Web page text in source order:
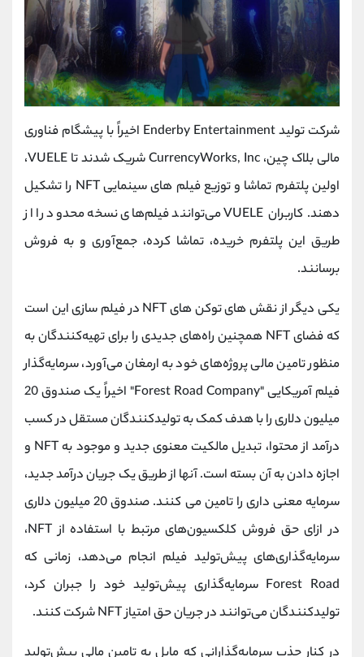
شرکت تولید Enderby Entertainment اخیراً با پیشگام فناوری
مالی بلاک چین، CurrencyWorks, Inc شریک شدند تا VUELE،
اولین پلتفرم تماشا و توزیع فیلم های سینمایی NFT را تشکیل
دهند. کاربران VUELE می‌توانند فیلم‌های نسخه محدود را از
طریق این پلتفرم خریده، تماشا کرده، جمع‌آوری و به فروش
برسانند.
یکی دیگر از نقش های توکن‌ های NFT در فیلم‌ سازی این است
که فضای NFT همچنین راه‌های جدیدی را برای تهیه‌کنندگان به
منظور تامین مالی پروژه‌های خود به ارمغان می‌آورد، سرمایه‌گذار
فیلم آمریکایی "Forest Road Company" اخیراً یک صندوق 20
میلیون دلاری را با هدف کمک به تولیدکنندگان مستقل در کسب
درآمد از محتوا، تبدیل مالکیت معنوی جدید و موجود به NFT و
اجازه دادن به آن بسته است. آنها از طریق یک جریان درآمد جدید،
سرمایه معنی داری را تامین می کنند. صندوق 20 میلیون دلاری
در ازای حق فروش کلکسیون‌های مرتبط با استفاده از NFT،
سرمایه‌گذاری‌های پیش‌تولید فیلم انجام می‌دهد، زمانی که
Forest Road سرمایه‌گذاری پیش‌تولید خود را جبران کرد،
تولیدکنندگان می‌توانند در جریان حق امتیاز NFT شرکت کنند.